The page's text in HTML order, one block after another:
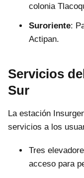
colonia
Suroriente:
Actipan.
Servicios
Sur
La estación
servicios a los
Tres
acceso para